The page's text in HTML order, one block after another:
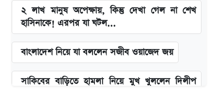
২ লাখ মানুষ অপেক্ষায়, কিন্তু দেখা গেল না শেখ
হাসিনাকে! এরপর যা ঘটল...
বাংলাদেশ নিয়ে যা বললেন সজীব ওয়াজেদ জয়
সাকিবের বাড়িতে হামলা নিয়ে মুখ খুললেন দিলীপ